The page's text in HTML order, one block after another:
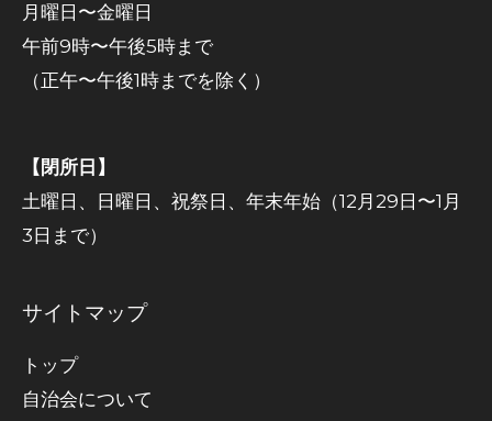
月曜日〜金曜日
午前9時〜午後5時まで
（正午〜午後1時までを除く）
【閉所日】
土曜日、日曜日、祝祭日、年末年始（12月29日〜1月
3日まで）
サイトマップ
トップ
自治会について